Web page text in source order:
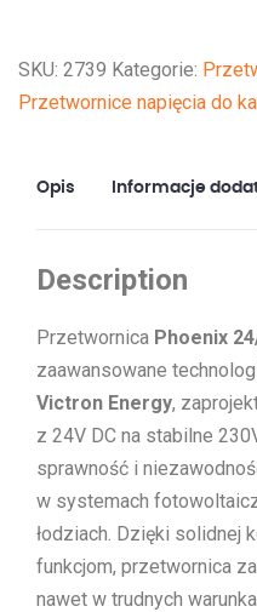
SKU: 2739 Kategorie:
Przetwornice napięcia do
Opis Informacje
Description
Przetwornica Phoenix
zaawansowane
Victron Energy,
z 24V DC na stabilne
sprawność i
w systemach
łodziach. Dzięki solidnej
funkcjom, przetwornica
nawet w trudnych